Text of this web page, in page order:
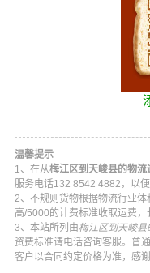
温馨提示
1、在从梅江区到天峻县的物流
服务电话132 8542 4882 ，以
2、不规则货物根据物流行业
高/5000的计费标准收取运费，
3、本站所列由梅江区到天峻县
资费标准请电话咨询客服。普
客户以合同约定价格为准，感谢